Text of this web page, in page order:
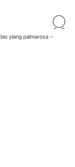
ylang palmarosa –